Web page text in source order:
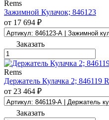
Rems
Зажимной Кулачок; 846123
от 17 694 ₽
Заказать
Rems
Держатель Кулачка 2; 846119 R
от 23 464 ₽
Заказать